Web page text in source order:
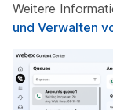
Weitere
und Verwalten